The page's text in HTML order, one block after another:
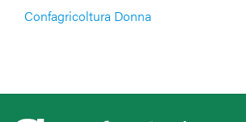
Confagricoltura Donna